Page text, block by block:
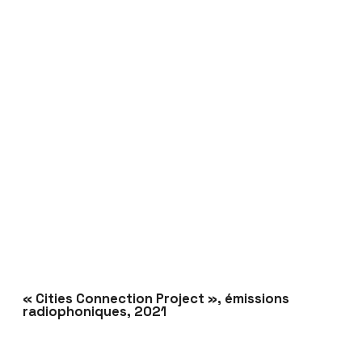
« Cities Connection Project », émissions
radiophoniques, 2021